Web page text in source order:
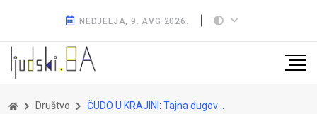
NEDJELJA, 9. AVG 2026.
Društvo ČUDO U KRAJINI: Tajna dugovječnosti stogodišnjaka koji žive u malom mjestu u BiH